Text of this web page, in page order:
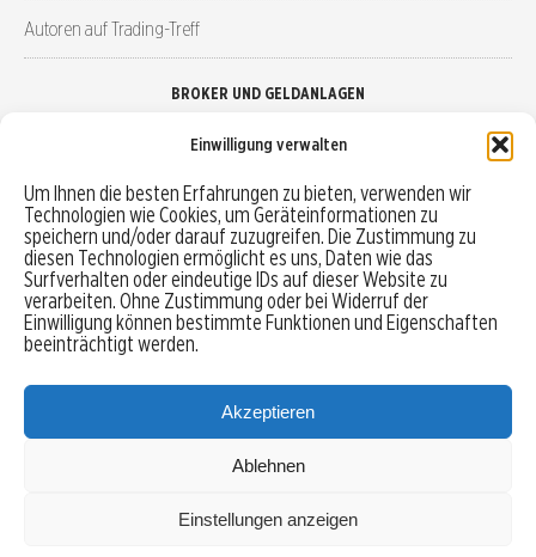
Einwilligung verwalten
Um Ihnen die besten Erfahrungen zu bieten, verwenden wir
Technologien wie Cookies, um Geräteinformationen zu
speichern und/oder darauf zuzugreifen. Die Zustimmung zu
diesen Technologien ermöglicht es uns, Daten wie das
Surfverhalten oder eindeutige IDs auf dieser Website zu
verarbeiten. Ohne Zustimmung oder bei Widerruf der
Einwilligung können bestimmte Funktionen und Eigenschaften
beeinträchtigt werden.
Akzeptieren
Ablehnen
Einstellungen anzeigen
Autoren auf Trading-Treff
BROKER UND GELDANLAGEN
Robo-Advisor vergleichen
Depotvergleich
Festgeld vergleichen
Tagesgeld vergleichen